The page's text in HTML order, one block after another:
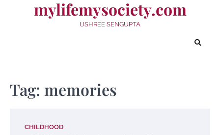
mylifemysociety.com
USHREE SENGUPTA
Tag: memories
CHILDHOOD